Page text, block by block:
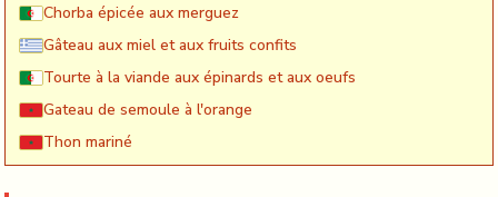
Chorba épicée aux merguez
Gâteau aux miel et aux fruits confits
Tourte à la viande aux épinards et aux oeufs
Gateau de semoule à l'orange
Thon mariné